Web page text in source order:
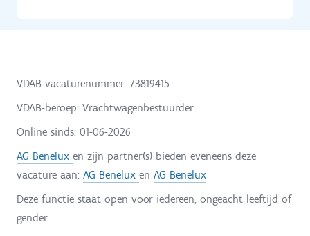
VDAB-vacaturenummer: 73819415
VDAB-beroep: Vrachtwagenbestuurder
Online sinds: 01-06-2026
AG Benelux en zijn partner(s) bieden eveneens deze
vacature aan: AG Benelux en AG Benelux
Deze functie staat open voor iedereen, ongeacht leeftijd of
gender.